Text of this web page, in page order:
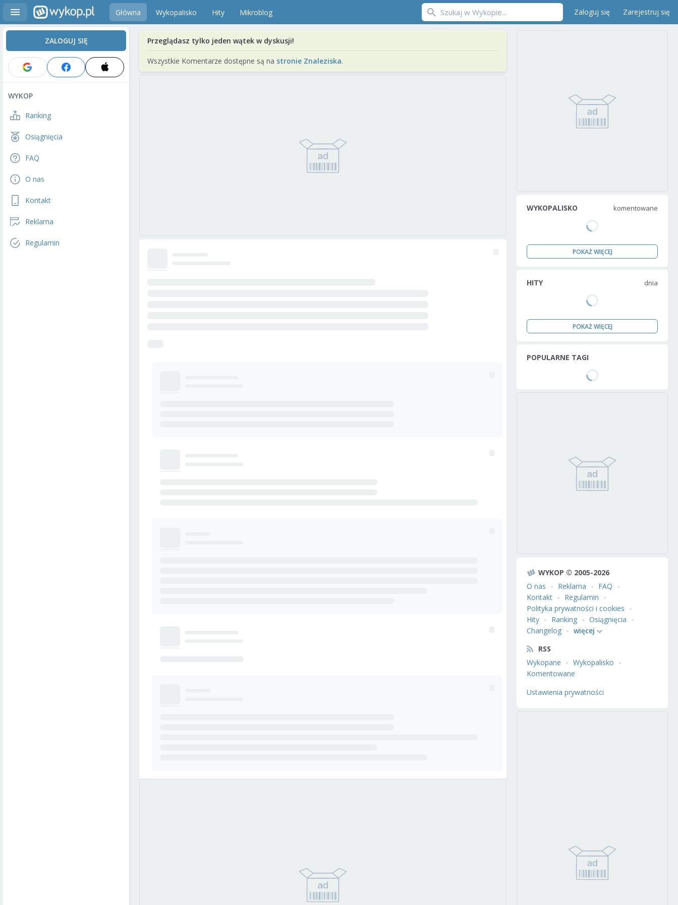
Główna Wykopalisko Hity Mikroblog Zaloguj się Zarejestruj się
ZALOGUJ SIĘ
WYKOP
Ranking
Osiągnięcia
FAQ
O nas
Kontakt
Reklama
Regulamin
Przeglądasz tylko jeden wątek w dyskusji!
Wszystkie Komentarze dostępne są na stronie Znaleziska.
WYKOPALISKO komentowane
POKAŻ WIĘCEJ
HITY dnia
POKAŻ WIĘCEJ
POPULARNE TAGI
WYKOP © 2005-2026
O nas
Reklama
FAQ
Kontakt
Regulamin
Polityka prywatności i cookies
Hity
Ranking
Osiągnięcia
Changelog
więcej
RSS
Wykopane
Wykopalisko
Komentowane
Ustawienia prywatności